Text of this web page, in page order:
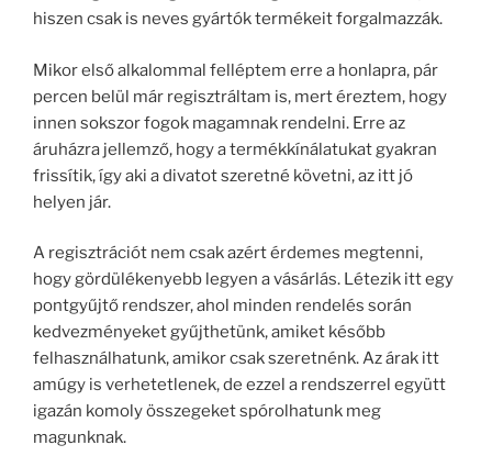
hiszen csak is neves gyártók termékeit forgalmazzák.
Mikor első alkalommal felléptem erre a honlapra, pár
percen belül már regisztráltam is, mert éreztem, hogy
innen sokszor fogok magamnak rendelni. Erre az
áruházra jellemző, hogy a termékkínálatukat gyakran
frissítik, így aki a divatot szeretné követni, az itt jó
helyen jár.
A regisztrációt nem csak azért érdemes megtenni,
hogy gördülékenyebb legyen a vásárlás. Létezik itt egy
pontgyűjtő rendszer, ahol minden rendelés során
kedvezményeket gyűjthetünk, amiket később
felhasználhatunk, amikor csak szeretnénk. Az árak itt
amúgy is verhetetlenek, de ezzel a rendszerrel együtt
igazán komoly összegeket spórolhatunk meg
magunknak.